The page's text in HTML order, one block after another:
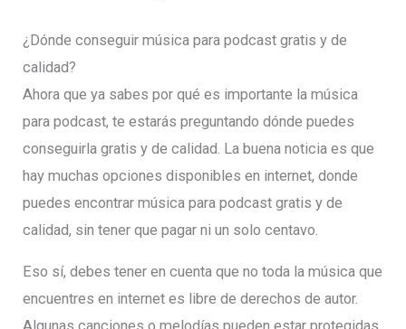
¿Dónde conseguir música para podcast gratis y de
calidad?
Ahora que ya sabes por qué es importante la música
para podcast, te estarás preguntando dónde puedes
conseguirla gratis y de calidad. La buena noticia es que
hay muchas opciones disponibles en internet, donde
puedes encontrar música para podcast gratis y de
calidad, sin tener que pagar ni un solo centavo.
Eso sí, debes tener en cuenta que no toda la música que
encuentres en internet es libre de derechos de autor.